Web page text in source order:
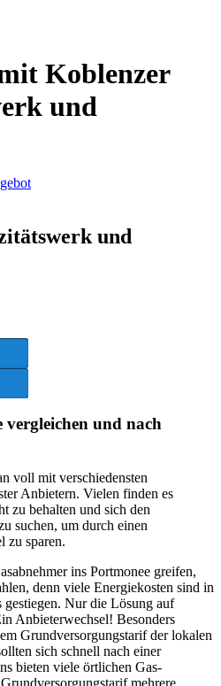
Koblenzer
und
und
vergleichen und nach
voll mit verschiedensten
Anbietern. Vielen finden es
zu behalten und sich den
suchen, um durch einen
zu sparen.
ins Portmonee greifen,
denn viele Energiekosten sind in
gestiegen. Nur die Lösung auf
Anbieterwechsel! Besonders
Grundversorgungstarif der lokalen
sich schnell nach einer
bieten viele örtlichen Gas-